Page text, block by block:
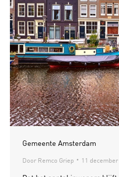
Gemeente Amsterdam
Door Remco Griep 11